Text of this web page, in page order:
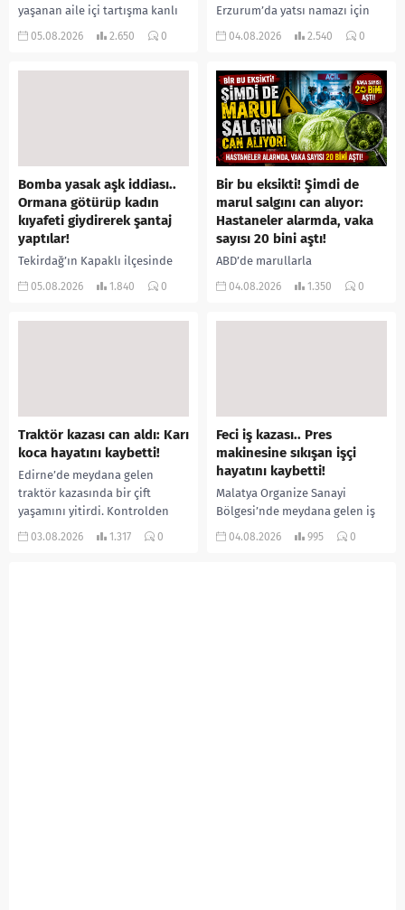
yaşanan aile içi tartışma kanlı
bitti. İddiaya göre, uzun süredir
05.08.2026 2.650 0
Erzurum’da yatsı namazı için
camiye gelen bir vatandaş,
yerine sevk edilen...
04.08.2026 2.540 0
Bomba yasak aşk iddiası..
Ormana götürüp kadın
kıyafeti giydirerek şantaj
yaptılar!
Tekirdağ’ın Kapaklı ilçesinde
bir kişiyi, arkadaşının eşiyle
05.08.2026 1.840 0
Bir bu eksikti! Şimdi de
marul salgını can alıyor:
Hastaneler alarmda, vaka
sayısı 20 bini aştı!
ABD’de marullarla
ilişkilendirilen siklospora
04.08.2026 1.350 0
Traktör kazası can aldı: Karı
koca hayatını kaybetti!
Edirne’de meydana gelen
traktör kazasında bir çift
yaşamını yitirdi. Kontrolden
çıkarak devrilen traktörün
03.08.2026 1.317 0
Feci iş kazası.. Pres
makinesine sıkışan işçi
hayatını kaybetti!
Malatya Organize Sanayi
Bölgesi’nde meydana gelen iş
kazasında, pres makinesine
04.08.2026 995 0